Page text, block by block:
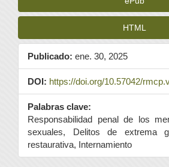
HTML
Publicado: ene. 30, 2025
DOI: https://doi.org/10.57042/
Palabras clave:
Responsabilidad penal de los
sexuales, Delitos de extrema
restaurativa, Internamiento